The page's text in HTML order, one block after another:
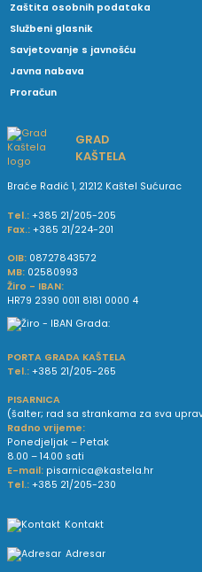
Zaštita osobnih podataka
Službeni glasnik
Savjetovanje s javnošću
Javna nabava
Proračun
GRAD
KAŠTELA
Braće Radić 1, 21212 Kaštel Sućurac
Tel.: +385 21/205-205
Fax.: +385 21/224-201
OIB: 08727843572
MB: 02580993
Žiro - IBAN:
HR79 2390 0011 8181 0000 4
PORTA GRADA KAŠTELA
Tel.: +385 21/205-265
PISARNICA
(šalter; rad sa strankama za sva
Radno vrijeme:
Ponedjeljak – Petak
8.00 – 14.00 sati
E-mail: pisarnica@kastela.hr
Tel.: +385 21/205-230
Kontakt
Adresar